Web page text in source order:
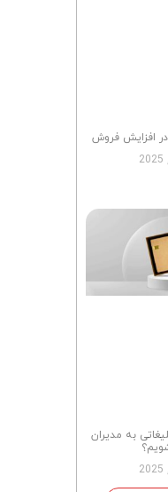
افزایش فروش
به مدیران